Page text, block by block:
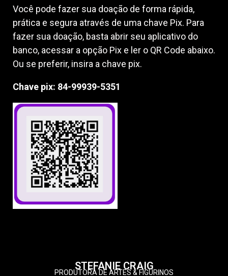
Você pode fazer sua doação de forma rápida,
prática e segura através de uma chave Pix. Para
fazer sua doação, basta abrir seu aplicativo do
banco, acessar a opção Pix e ler o QR Code abaixo.
Ou se preferir, insira a chave pix.
Chave pix: 84-99939-5351
STEFANIE CRAIG
PRODUTORA DE ARTES & FIGURINOS